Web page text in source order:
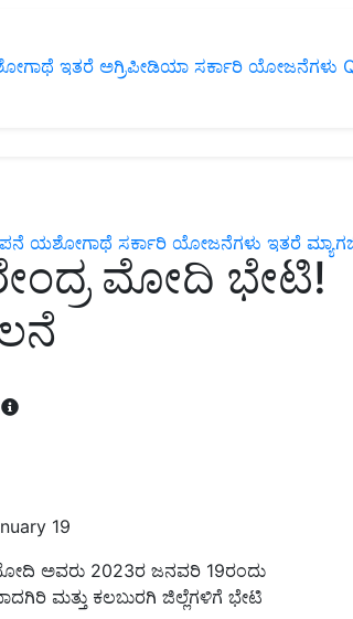
ಇತರೆ ಅಗ್ರಿಪೀಡಿಯಾ ಸರ್ಕಾರಿ ಯೋಜನೆಗಳು
ಯಶೋಗಾಥೆ ಸರ್ಕಾರಿ ಯೋಜನೆಗಳು ಇತರೆ
ಮೋದಿ ಭೇಟಿ!
19
ಅವರು 2023ರ ಜನವರಿ 19ರಂದು
ಮತ್ತು ಕಲಬುರಗಿ ಜಿಲ್ಲೆಗಳಿಗೆ ಭೇಟಿ